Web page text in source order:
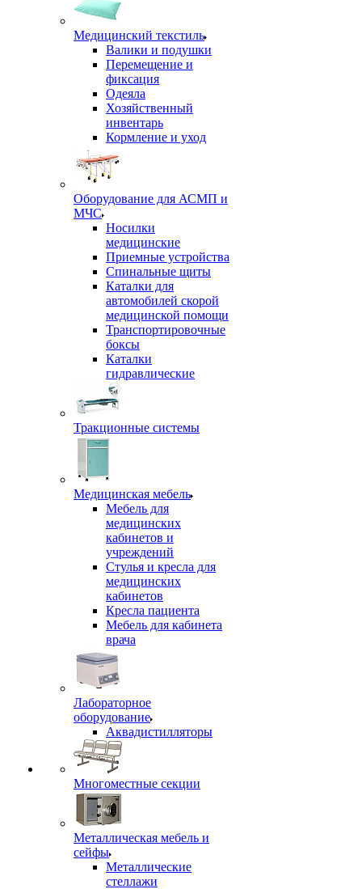
Медицинский текстиль
Валики и подушки
Перемещение и
фиксация
Одеяла
Хозяйственный
инвентарь
Кормление и уход
Оборудование для АСМП и
МЧС
Носилки
медицинские
Приемные устройства
Спинальные щиты
Каталки для
автомобилей скорой
медицинской помощи
Транспортировочные
боксы
Каталки
гидравлические
Тракционные системы
Медицинская мебель
Мебель для
медицинских
кабинетов и
учреждений
Стулья и кресла для
медицинских
кабинетов
Кресла пациента
Мебель для кабинета
врача
Лабораторное
оборудование
Аквадистилляторы
Многоместные секции
Металлическая мебель и
сейфы
Металлические
стеллажи